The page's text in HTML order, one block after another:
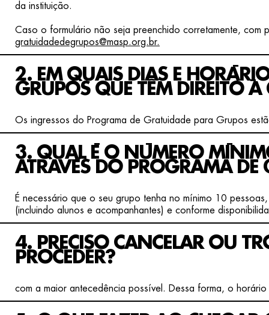
da instituição.
Caso o formulário não seja preenchido corretamente, com
gratuidadedegrupos@masp.org.br.
2. EM QUAIS DIAS E
GRUPOS QUE TÊM DIREITO À
Os ingressos do Programa de Gratuidade para Grupos
3. QUAL É O NÚMERO
ATRAVÉS DO PROGRAMA DE
É necessário que o seu grupo tenha no mínimo 10
(incluindo alunos e acompanhantes) e conforme
4. PRECISO CANCELAR OU
PROCEDER?
com a maior antecedência possível. Dessa forma, o